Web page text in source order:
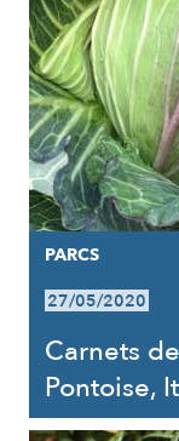
PARCS
27/05/2020
Carnets
Pontoise,